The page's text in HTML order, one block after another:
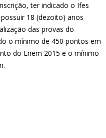
ter indicado o Ifes
18 (dezoito) anos
das provas do
o mínimo de 450 pontos em
do Enem 2015 e o mínimo